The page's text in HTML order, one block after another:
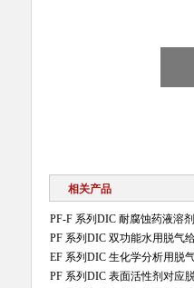
相关产品
PF-F 系列DIC 耐腐蚀药液溶
PF 系列DIC 双功能水用脱气
EF 系列DIC 生化学分析用脱
PF 系列DIC 表面活性剂对应